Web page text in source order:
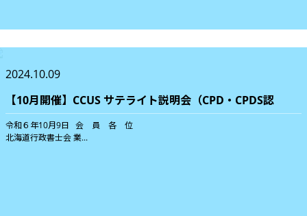
2024.10.09
【10月開催】CCUS サテライト説明会（CPD・CPDS認
令和６年10月9日 会 員 各 位
北海道行政書士会 業...